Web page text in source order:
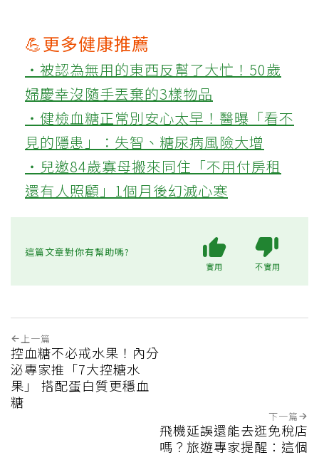
Q3：金錢的兩種角色是什麼？
金錢的第一種角色是購買安心感的工具，第
二種角色則是拓展人生可能性的資源，後者
能提升人生的豐富程度，應更被重視。
💪更多健康推薦
‧被認為無用的東西反幫了大忙！50歲
‧健檢血糖正常別安心太早！醫曝「看不
見的隱患」：失智、糖尿病風險大增
‧兒邀84歲寡母搬來同住「不用付房租
還有人照顧」1個月後幻滅心寒